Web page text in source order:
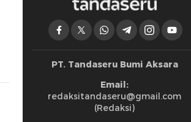
PT. Tandaseru Bumi Aksara
Email:
redaksitandaseru@gmail.com
(Redaksi)